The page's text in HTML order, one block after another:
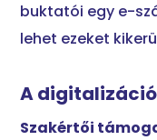
buktatói egy e-
lehet ezeket
A
Szakértői